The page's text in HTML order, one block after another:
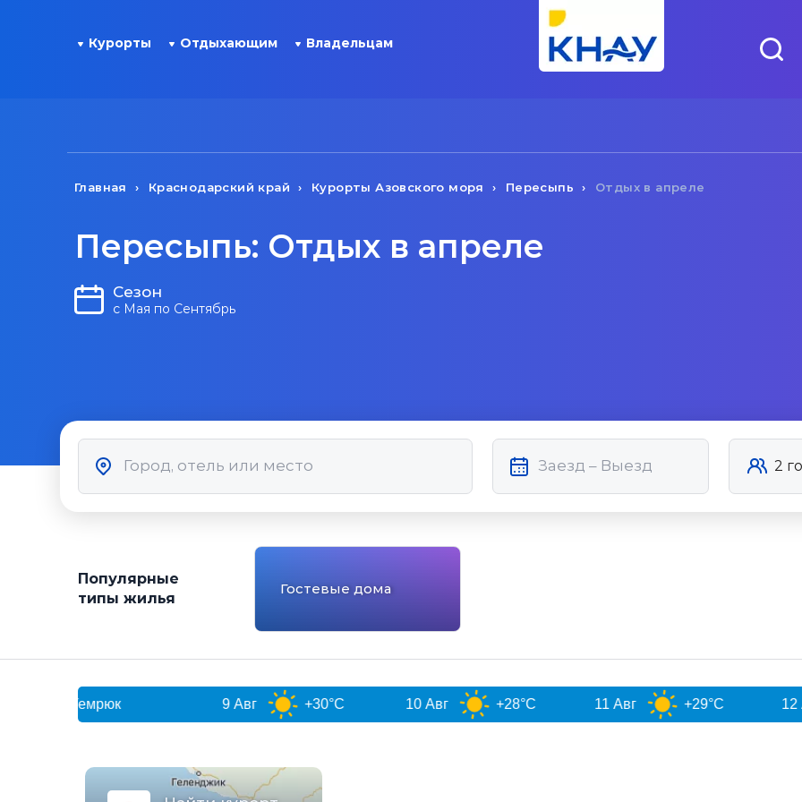
Курорты Отдыхающим Владельцам
Главная Краснодарский край Курорты Азовского моря Пересыпь Отдых в апреле
Пересыпь: Отдых в апреле
Сезон
с Мая по Сентябрь
Популярные
типы жилья
Гостевые дома
+30°C +28°C +29°C